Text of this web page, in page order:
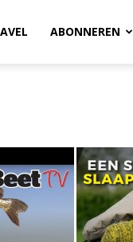
ABONNEREN